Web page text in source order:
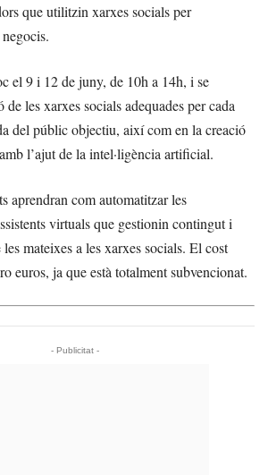
que utilitzin xarxes socials per
el 9 i 12 de juny, de 10h a 14h, i se
de les xarxes socials adequades per cada
del públic objectiu, així com en la creació
l’ajut de la intel·ligència artificial.
aprendran com automatitzar les
virtuals que gestionin contingut i
mateixes a les xarxes socials. El cost
euros, ja que està totalment subvencionat.
- Publicitat -